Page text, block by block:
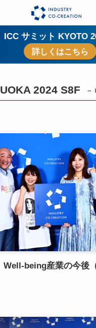
ICC サミット KYOTO
詳しくはこちら
2024 S8F –
Well-being産業の今後